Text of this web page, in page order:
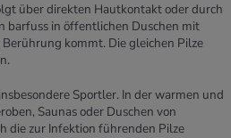
über direkten Hautkontakt oder durch
barfuss in öffentlichen Duschen mit
kommt. Die gleichen Pilze
Sportler. In der warmen und
Saunas oder Duschen von
die zur Infektion führenden Pilze